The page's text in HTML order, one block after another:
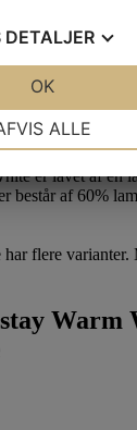
har flere varianter.
Warm
DETALJER
ALLE
OK